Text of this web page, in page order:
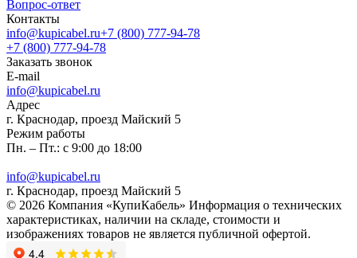
Вопрос-ответ
Контакты
info@kupicabel.ru+7 (800) 777-94-78
+7 (800) 777-94-78
Заказать звонок
E-mail
info@kupicabel.ru
Адрес
г. Краснодар, проезд Майский 5
Режим работы
Пн. – Пт.: с 9:00 до 18:00
info@kupicabel.ru
г. Краснодар, проезд Майский 5
© 2026 Компания «КупиКабель» Информация о технических
характеристиках, наличии на складе, стоимости и
изображениях товаров не является публичной офертой.